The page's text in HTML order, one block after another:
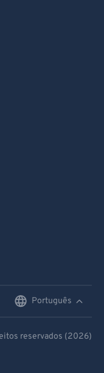
Português
reservados (2026)